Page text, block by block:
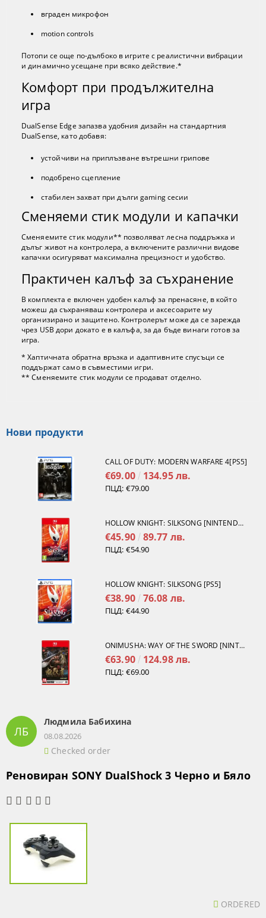
вграден микрофон
motion controls
Потопи се още по-дълбоко в игрите с реалистични вибрации
и динамично усещане при всяко действие.*
Комфорт при продължителна
игра
DualSense Edge запазва удобния дизайн на стандартния
DualSense, като добавя:
устойчиви на приплъзване вътрешни грипове
подобрено сцепление
стабилен захват при дълги gaming сесии
Сменяеми стик модули и капачки
Сменяемите стик модули** позволяват лесна поддръжка и
дълъг живот на контролера, а включените различни видове
капачки осигуряват максимална прецизност и удобство.
Практичен калъф за съхранение
В комплекта е включен удобен калъф за пренасяне, в който
можеш да съхраняваш контролера и аксесоарите му
организирано и защитено. Контролерът може да се зарежда
чрез USB дори докато е в калъфа, за да бъде винаги готов за
игра.
* Хаптичната обратна връзка и адаптивните спусъци се
поддържат само в съвместими игри.
** Сменяемите стик модули се продават отделно.
Нови продукти
CALL OF DUTY: MODERN WARFARE 4[PS5]
€69.00 134.95 лв.
ПЦД: €79.00
HOLLOW KNIGHT: SILKSONG [NINTENDO SWITCH 2]
€45.90 89.77 лв.
ПЦД: €54.90
HOLLOW KNIGHT: SILKSONG [PS5]
€38.90 76.08 лв.
ПЦД: €44.90
ONIMUSHA: WAY OF THE SWORD [NINTENDO SWITCH 2]
€63.90 124.98 лв.
ПЦД: €69.00
ЛБ
Людмила Бабихина
08.08.2026
Checked order
Реновиран SONY DualShock 3 Черно и Бяло
ORDERED